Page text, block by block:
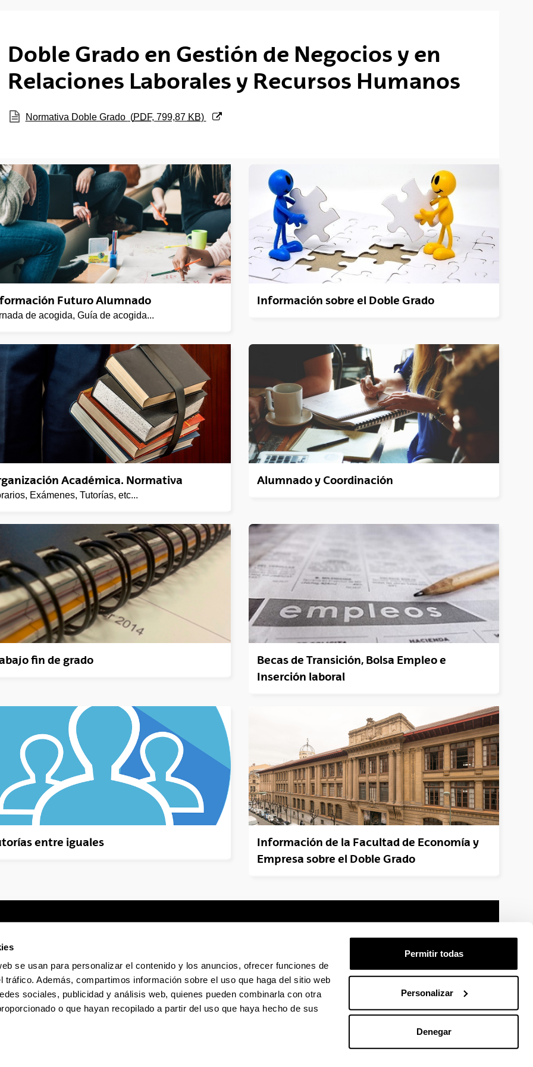
se usan para personalizar el contenido y los anuncios, ofrecer funciones de
tráfico. Además, compartimos información sobre el uso que haga del sitio web
sociales, publicidad y análisis web, quienes pueden combinarla con otra
o que hayan recopilado a partir del uso que haya hecho de sus
Permitir todas
Personalizar
Denegar
subpáginas
subpáginas
subpáginas
subpáginas
Doble Grado en Gestión de Negocios y en
Relaciones Laborales y Recursos Humanos
(Abre una nueva ventana)
Normativa Doble Grado (PDF, 799,87 KB)
Futuro Alumnado
de acogida, Guía de acogida...
Información sobre el Doble Grado
Académica. Normativa
Exámenes, Tutorías, etc...
Alumnado y Coordinación
fin de grado
Becas de Transición, Bolsa Empleo e
Inserción laboral
entre iguales
Información de la Facultad de Economía y
Empresa sobre el Doble Grado
Sede electrónica Accesibilidad Información legal Mapa Ayuda Contacto
La EHU en TiktokLa EHU en BlueskyLa EHU en FacebookLa EHU en LinkedinLa EHU en InstagramLa EHU en YoutubeLa EHU en VimeoLa EHU en Flickr